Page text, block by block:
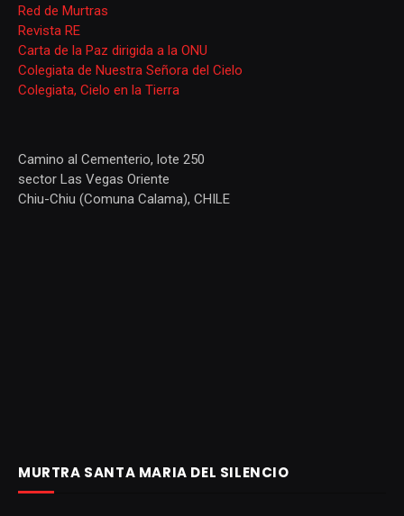
Red de Murtras
Revista RE
Carta de la Paz dirigida a la ONU
Colegiata de Nuestra Señora del Cielo
Colegiata, Cielo en la Tierra
Camino al Cementerio, lote 250
sector Las Vegas Oriente
Chiu-Chiu (Comuna Calama), CHILE
MURTRA SANTA MARIA DEL SILENCIO